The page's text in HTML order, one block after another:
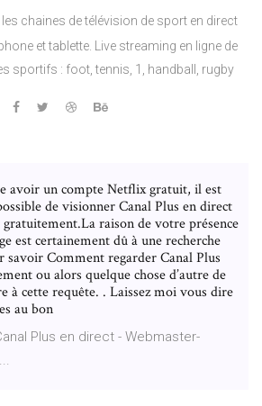
chaines de télévision de sport en direct
et tablette. Live streaming en ligne de
sportifs : foot, tennis, 1, handball, rugby
avoir un compte Netflix gratuit, il est
de visionner Canal Plus en direct
raison de votre présence
est certainement dû à une recherche
savoir Comment regarder Canal Plus
ou alors quelque chose d’autre de
à cette requête. . Laissez moi vous dire
au bon
Plus en direct - Webmaster-